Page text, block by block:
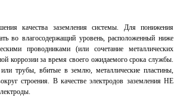
качества заземления системы. Для понижения
во влагосодержащий уровень, расположенный ниже
проводниками (или сочетание металлических
коррозии за время своего ожидаемого срока службы.
трубы, вбитые в землю, металлические пластины,
строения. В качестве электродов заземления НЕ